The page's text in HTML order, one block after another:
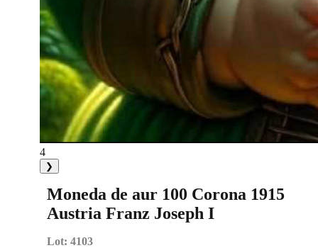
4
❯
Moneda de aur 100 Corona 1915
Austria Franz Joseph I
Lot: 4103